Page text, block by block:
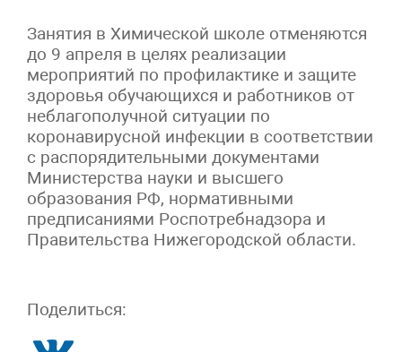
Занятия в Химической школе отменяются
до 9 апреля в целях реализации
мероприятий по профилактике и защите
здоровья обучающихся и работников от
неблагополучной ситуации по
коронавирусной инфекции в соответствии
с распорядительными документами
Министерства науки и высшего
образования РФ, нормативными
предписаниями Роспотребнадзора и
Правительства Нижегородской области.
Поделиться: